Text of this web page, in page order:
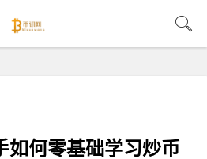
如何零基础学习炒币